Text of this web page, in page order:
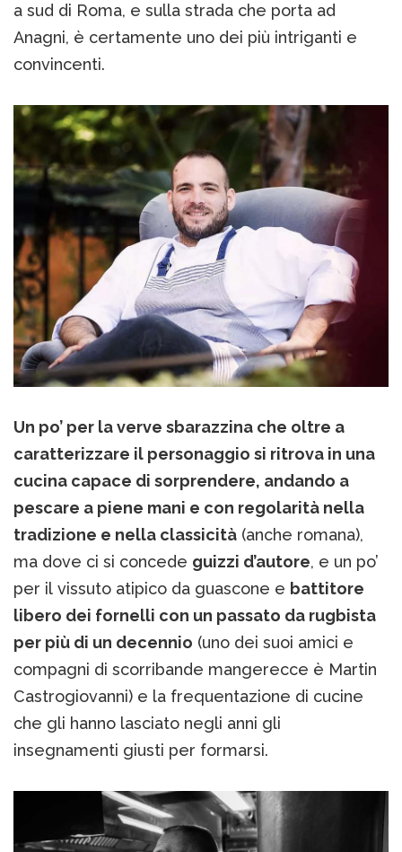
a sud di Roma, e sulla strada che porta ad
Anagni, è certamente uno dei più intriganti e
convincenti.
Un po’ per la verve sbarazzina che oltre a
caratterizzare il personaggio si ritrova in una
cucina capace di sorprendere, andando a
pescare a piene mani e con regolarità nella
tradizione e nella classicità (anche romana),
ma dove ci si concede guizzi d’autore, e un po’
per il vissuto atipico da guascone e battitore
libero dei fornelli con un passato da rugbista
per più di un decennio (uno dei suoi amici e
compagni di scorribande mangerecce è Martin
Castrogiovanni) e la frequentazione di cucine
che gli hanno lasciato negli anni gli
insegnamenti giusti per formarsi.